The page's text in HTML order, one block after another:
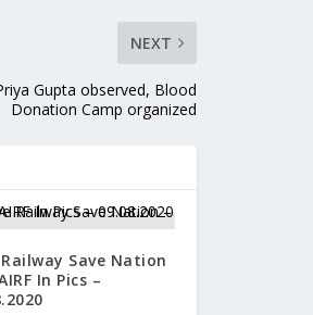
NEXT
Gupta observed, Blood
Donation Camp organized
Railway Save Nation
In Pics –